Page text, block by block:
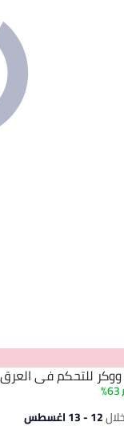
للتحكم في العرق
12 - 13 اغسطس